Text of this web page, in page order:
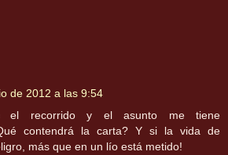
de 2012 a las 9:54
el recorrido y el asunto me tiene
contendrá la carta? Y si la vida de
más que en un lío está metido!